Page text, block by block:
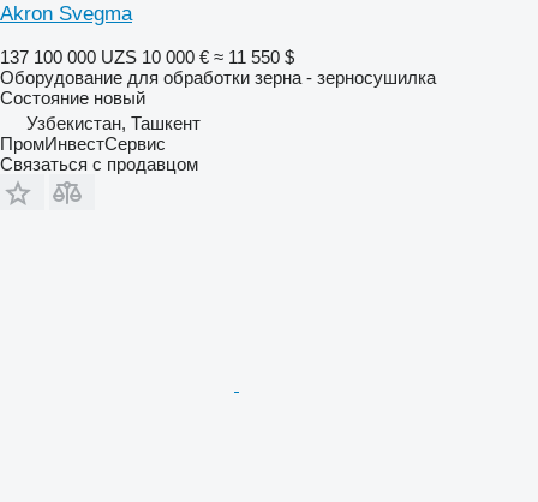
Akron Svegma
137 100 000 UZS 10 000 € ≈ 11 550 $
Оборудование для обработки зерна - зерносушилка
Состояние новый
Узбекистан, Ташкент
ПромИнвестСервис
Связаться с продавцом